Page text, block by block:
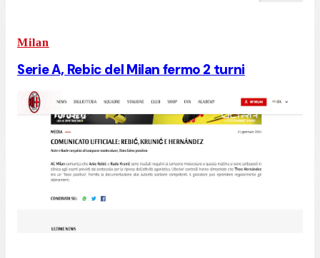
Milan
Serie A, Rebic del Milan fermo 2 turni